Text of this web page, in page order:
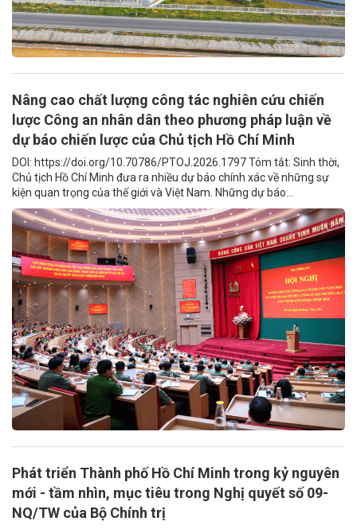
Nâng cao chất lượng công tác nghiên cứu chiến
lược Công an nhân dân theo phương pháp luận về
dự báo chiến lược của Chủ tịch Hồ Chí Minh
DOI: https://doi.org/10.70786/PTOJ.2026.1797 Tóm tắt: Sinh thời,
Chủ tịch Hồ Chí Minh đưa ra nhiều dự báo chính xác về những sự
kiện quan trọng của thế giới và Việt Nam. Những dự báo...
Phát triển Thành phố Hồ Chí Minh trong kỷ nguyên
mới - tầm nhìn, mục tiêu trong Nghị quyết số 09-
NQ/TW của Bộ Chính trị